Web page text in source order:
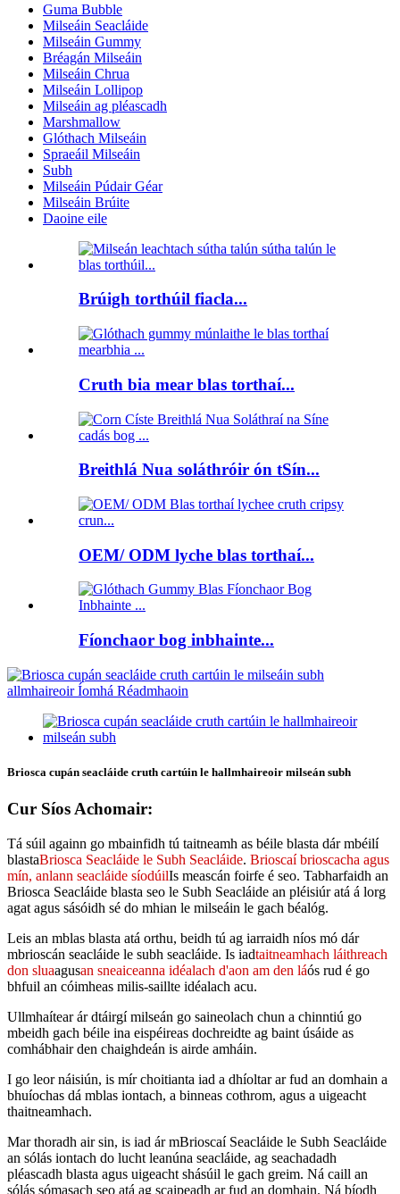
Guma Bubble
Milseáin Seacláide
Milseáin Gummy
Bréagán Milseáin
Milseáin Chrua
Milseáin Lollipop
Milseáin ag pléascadh
Marshmallow
Glóthach Milseáin
Spraeáil Milseáin
Subh
Milseáin Púdair Géar
Milseáin Brúite
Daoine eile
Brúigh torthúil fiacla...
Cruth bia mear blas torthaí...
Breithlá Nua soláthróir ón tSín...
OEM/ ODM lyche blas torthaí...
Fíonchaor bog inbhainte...
Briosca cupán seacláide cruth cartúin le hallmhaireoir milseán subh
Cur Síos Achomair:
Tá súil againn go mbainfidh tú taitneamh as béile blasta dár mbéilí
blastaBriosca Seacláide le Subh Seacláide. Brioscaí brioscacha agus
mín, anlann seacláide síodúilIs meascán foirfe é seo. Tabharfaidh an
Briosca Seacláide blasta seo le Subh Seacláide an pléisiúr atá á lorg
agat agus sásóidh sé do mhian le milseáin le gach béalóg.
Leis an mblas blasta atá orthu, beidh tú ag iarraidh níos mó dár
mbrioscán seacláide le subh seacláide. Is iadtaitneamhach láithreach
don sluaagusan sneaiceanna idéalach d'aon am den láós rud é go
bhfuil an cóimheas milis-saillte idéalach acu.
Ullmhaítear ár dtáirgí milseán go saineolach chun a chinntiú go
mbeidh gach béile ina eispéireas dochreidte ag baint úsáide as
comhábhair den chaighdeán is airde amháin.
I go leor náisiún, is mír choitianta iad a dhíoltar ar fud an domhain a
bhuíochas dá mblas iontach, a binneas cothrom, agus a uigeacht
thaitneamhach.
Mar thoradh air sin, is iad ár mBrioscaí Seacláide le Subh Seacláide
an sólás iontach do lucht leanúna seacláide, ag seachadadh
pléascadh blasta agus uigeacht shásúil le gach greim. Ná caill an
sólás sómasach seo atá ag scaipeadh ar fud an domhain. Ná bíodh